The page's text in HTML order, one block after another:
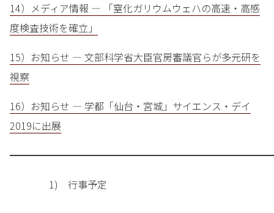
14）メディア情報 — 「窒化ガリウムウェハの高速・高感
度検査技術を確立」
15）お知らせ — 文部科学省大臣官房審議官らが多元研を
視察
16）お知らせ — 学都「仙台・宮城」サイエンス・デイ
2019に出展
1) 行事予定